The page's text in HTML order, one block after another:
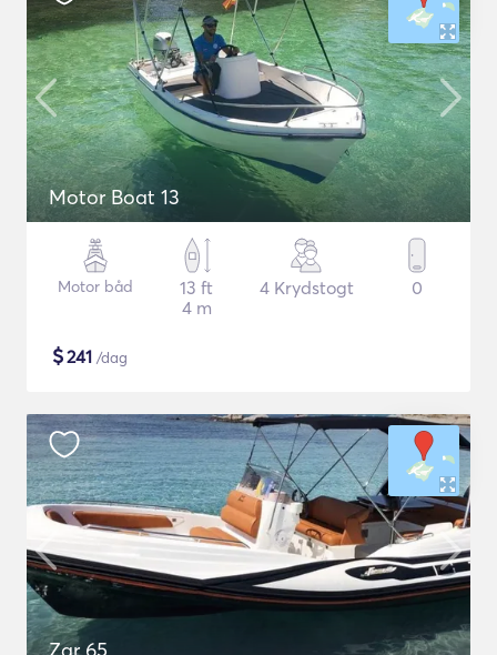
Motor Boat 13
Motor båd
13 ft
4 m
4 Krydstogt 0
$241 /dag